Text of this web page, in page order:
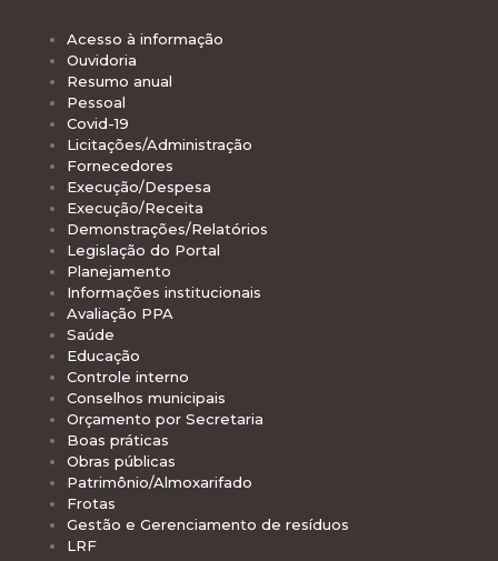
Acesso à informação
Ouvidoria
Resumo anual
Pessoal
Covid-19
Licitações/Administração
Fornecedores
Execução/Despesa
Execução/Receita
Demonstrações/Relatórios
Legislação do Portal
Planejamento
Informações institucionais
Avaliação PPA
Saúde
Educação
Controle interno
Conselhos municipais
Orçamento por Secretaria
Boas práticas
Obras públicas
Patrimônio/Almoxarifado
Frotas
Gestão e Gerenciamento de resíduos
LRF